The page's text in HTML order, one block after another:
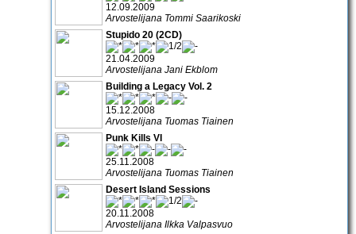
12.09.2009
Arvostelijana Tommi Saarikoski
Stupido 20 (2CD)
21.04.2009
Arvostelijana Jani Ekblom
Building a Legacy Vol. 2
15.12.2008
Arvostelijana Tuomas Tiainen
Punk Kills VI
25.11.2008
Arvostelijana Tuomas Tiainen
Desert Island Sessions
20.11.2008
Arvostelijana Ilkka Valpasvuo